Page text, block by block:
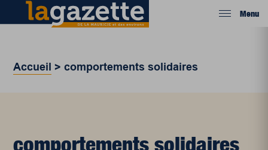
Menu
Accueil >comportements solidaires
comportements solidaires